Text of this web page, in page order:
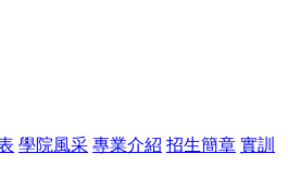
學院風采 專業介紹 招生簡章 實訓